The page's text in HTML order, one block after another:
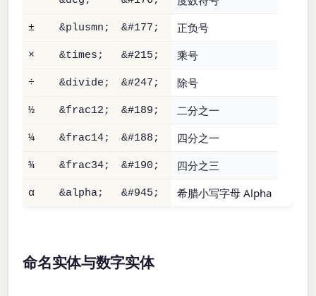
± &plusmn; &#177; 正负号
× &times; &#215; 乘号
÷ &divide; &#247; 除号
½ &frac12; &#189; 二分之一
¼ &frac14; &#188; 四分之一
¾ &frac34; &#190; 四分之三
α &alpha; &#945; 希腊小写字母 Alpha
命名实体与数字实体